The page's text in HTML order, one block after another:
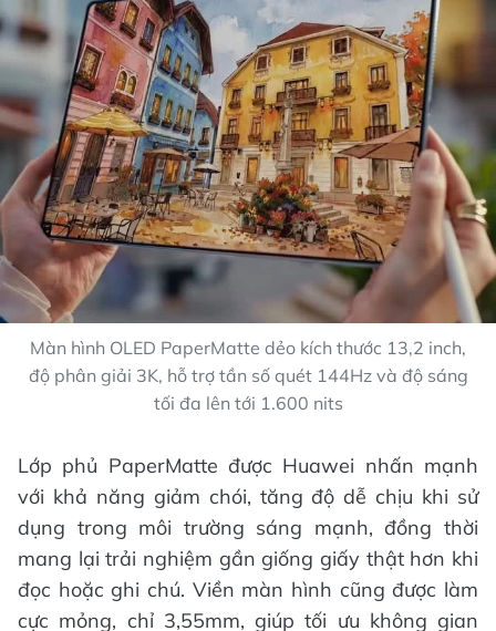
Màn hình OLED PaperMatte dẻo kích thước 13,2 inch,
độ phân giải 3K, hỗ trợ tần số quét 144Hz và độ sáng
tối đa lên tới 1.600 nits
Lớp phủ PaperMatte được Huawei nhấn mạnh
với khả năng giảm chói, tăng độ dễ chịu khi sử
dụng trong môi trường sáng mạnh, đồng thời
mang lại trải nghiệm gần giống giấy thật hơn khi
đọc hoặc ghi chú. Viền màn hình cũng được làm
cực mỏng, chỉ 3,55mm, giúp tối ưu không gian